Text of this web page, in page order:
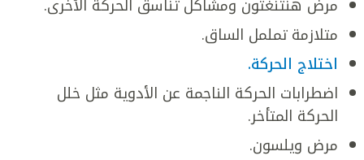
مرض هنتنغتون ومشاكل تناسق الحركة الأخرى.
متلازمة تململ الساق.
اختلاج الحركة.
اضطرابات الحركة الناجمة عن الأدوية مثل خلل
الحركة المتأخر.
مرض ويلسون.